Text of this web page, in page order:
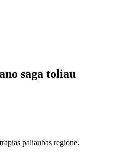
saga toliau
paliaubas regione.